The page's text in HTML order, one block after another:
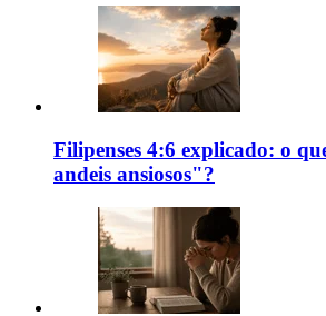
Filipenses 4:6 explicado: o
andeis ansiosos"?